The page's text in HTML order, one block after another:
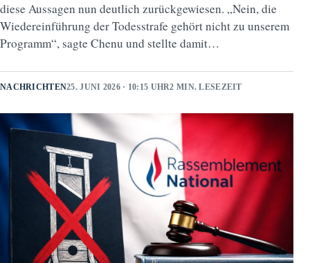
diese Aussagen nun deutlich zurückgewiesen. „Nein, die
Wiedereinführung der Todesstrafe gehört nicht zu unserem
Programm“, sagte Chenu und stellte damit…
NACHRICHTEN25. JUNI 2026 · 10:15 UHR2 MIN. LESEZEIT